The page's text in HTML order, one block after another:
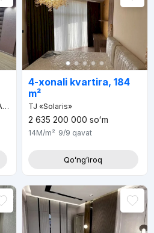
Yakkasaroy, Бабура улица, Абдулла Каххар махалля
4-xonali kvartira, 184
m²
TJ «Solaris»
2 635 200 000 soʻm
14M/m² 9/9 qavat
Qoʻngʻiroq